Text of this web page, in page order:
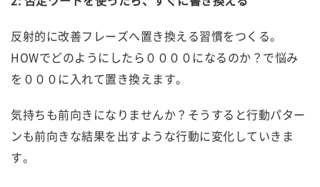
反射的に改善フレーズへ置き換える習慣をつくる。
HOWでどのようにしたら００００になるのか？で悩み
を０００に入れて置き換えます。
気持ちも前向きになりませんか？そうすると行動パター
ンも前向きな結果を出すような行動に変化していきま
す。